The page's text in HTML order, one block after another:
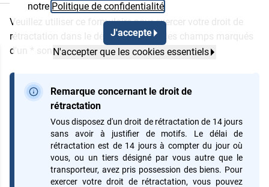
notre Politique de confidentialité
J'accepte
N'accepter que les cookies essentiels
Veuillez utiliser ce formulaire pour exercer votre droit de
rétractation dans le délai légal. Tous les champs marqués
d'un * sont obligatoires.
Remarque concernant le droit de
rétractation
Vous disposez d'un droit de rétractation de 14 jours
sans avoir à justifier de motifs. Le délai de
rétractation est de 14 jours à compter du jour où
vous, ou un tiers désigné par vous autre que le
transporteur, avez pris possession des biens. Pour
exercer votre droit de rétractation, vous pouvez